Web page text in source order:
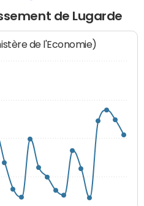
de Lugarde
de l'Economie)